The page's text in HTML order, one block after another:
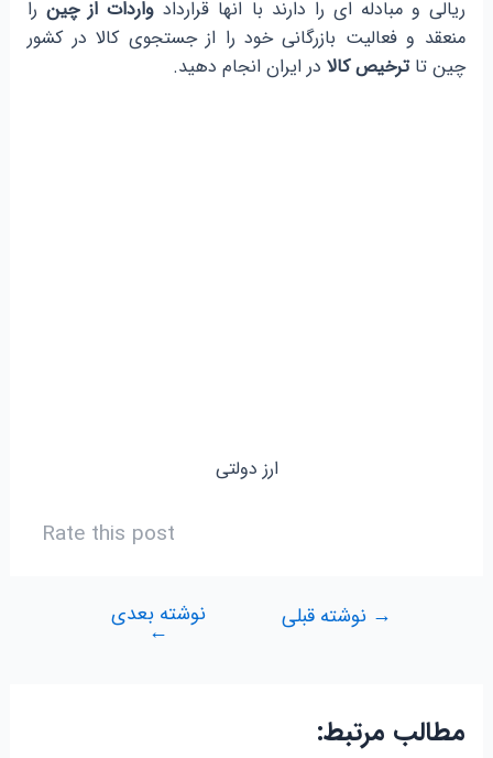
ریالی و مبادله ای را دارند با انها قرارداد واردات از چینرا
منعقد و فعالیت بازرگانی خود را از جستجوی کالا در کشور
چین تاترخیص کالا در ایران انجام دهید.
ارز دولتی
Rate this post
راهبری
→ نوشته قبلی نوشته بعدی
←
مطالب مرتبط: